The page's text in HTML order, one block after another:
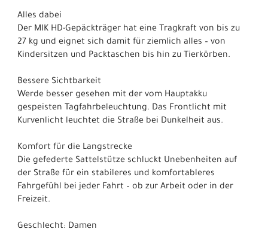
Alles dabei
Der MIK HD-Gepäckträger hat eine Tragkraft von bis zu
27 kg und eignet sich damit für ziemlich alles – von
Kindersitzen und Packtaschen bis hin zu Tierkörben.
Bessere Sichtbarkeit
Werde besser gesehen mit der vom Hauptakku
gespeisten Tagfahrbeleuchtung. Das Frontlicht mit
Kurvenlicht leuchtet die Straße bei Dunkelheit aus.
Komfort für die Langstrecke
Die gefederte Sattelstütze schluckt Unebenheiten auf
der Straße für ein stabileres und komfortableres
Fahrgefühl bei jeder Fahrt – ob zur Arbeit oder in der
Freizeit.
Geschlecht: Damen